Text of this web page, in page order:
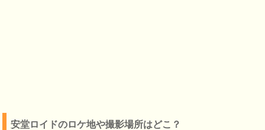
安堂ロイドのロケ地や撮影場所はどこ？